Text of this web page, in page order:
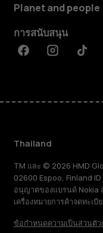
Planet and people
การสนับสนุน
FacebookInstagram
Thailand
TM และ © 2026 HMD
02600 Espoo, Finland
อนุญาตของแบรนด์ Nokia
เครื่องหมายการค้าจดทะเ
ข้อกำหนดความเป็นส่วนตัว